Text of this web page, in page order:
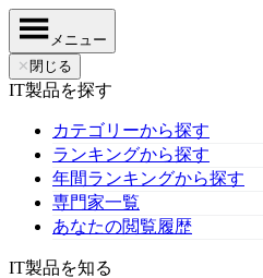
メニュー
✕ 閉じる
IT製品を探す
カテゴリーから探す
ランキングから探す
年間ランキングから探す
専門家一覧
あなたの閲覧履歴
IT製品を知る